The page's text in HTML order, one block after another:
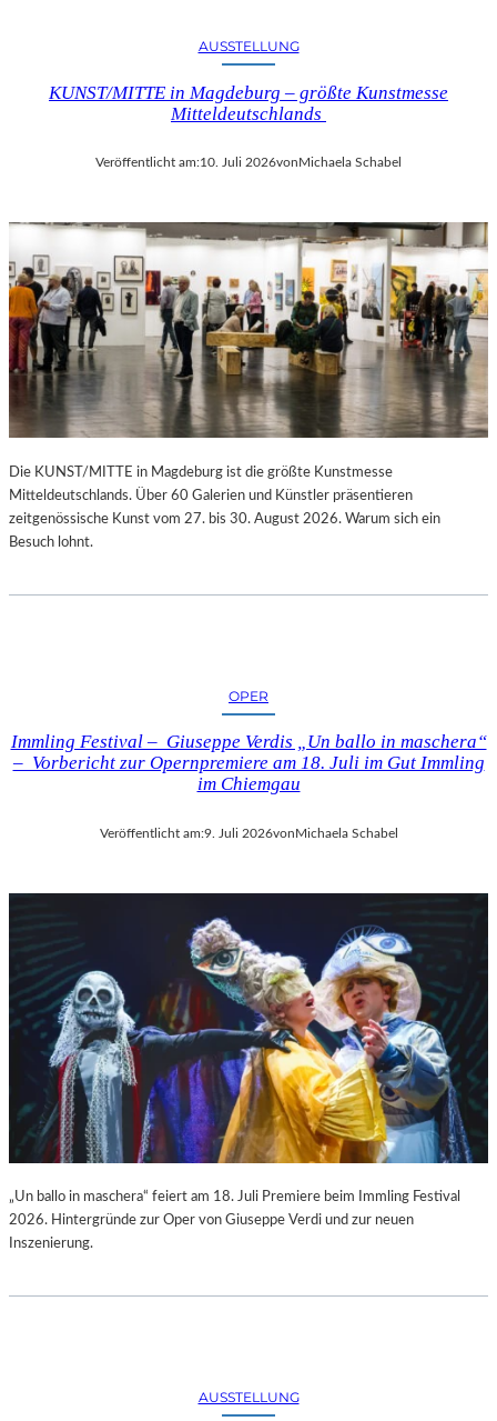
AUSSTELLUNG
KUNST/MITTE in Magdeburg – größte Kunstmesse
Mitteldeutschlands
Veröffentlicht am:10. Juli 2026vonMichaela Schabel
Die KUNST/MITTE in Magdeburg ist die größte Kunstmesse
Mitteldeutschlands. Über 60 Galerien und Künstler präsentieren
zeitgenössische Kunst vom 27. bis 30. August 2026. Warum sich ein
Besuch lohnt.
OPER
Immling Festival – Giuseppe Verdis „Un ballo in maschera“
– Vorbericht zur Opernpremiere am 18. Juli im Gut Immling
im Chiemgau
Veröffentlicht am:9. Juli 2026vonMichaela Schabel
„Un ballo in maschera“ feiert am 18. Juli Premiere beim Immling Festival
2026. Hintergründe zur Oper von Giuseppe Verdi und zur neuen
Inszenierung.
AUSSTELLUNG